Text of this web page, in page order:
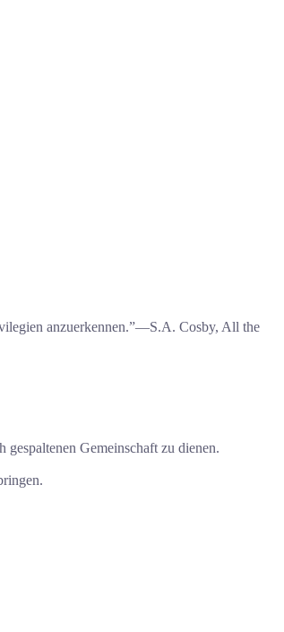
anzuerkennen.”―S.A. Cosby, All the
Gemeinschaft zu dienen.